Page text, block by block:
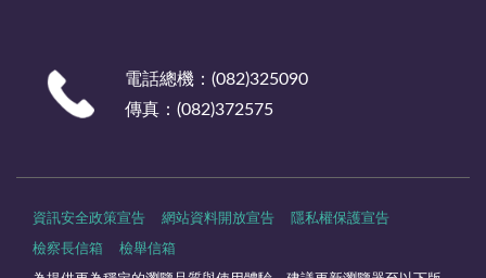
電話總機：(082)325090
傳真：(082)372575
資訊安全政策宣告 網站資料開放宣告 隱私權保護宣告
檢察長信箱 檢舉信箱